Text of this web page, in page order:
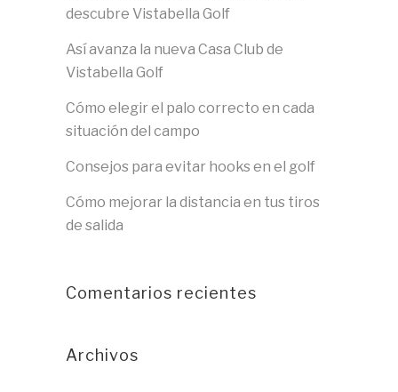
descubre Vistabella Golf
Así avanza la nueva Casa Club de
Vistabella Golf
Cómo elegir el palo correcto en cada
situación del campo
Consejos para evitar hooks en el golf
Cómo mejorar la distancia en tus tiros
de salida
Comentarios recientes
Archivos